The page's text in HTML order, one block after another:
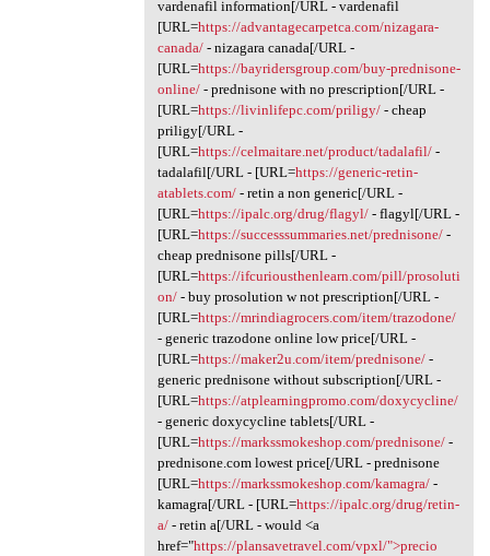
vardenafil information[/URL - vardenafil
[URL=https://advantagecarpetca.com/nizagara-
canada/- nizagara canada[/URL -
[URL=https://bayridersgroup.com/buy-prednisone-
online/- prednisone with no prescription[/URL -
[URL=https://livinlifepc.com/priligy/- cheap
priligy[/URL -
[URL=https://celmaitare.net/product/tadalafil/-
tadalafil[/URL - [URL=https://generic-retin-
atablets.com/- retin a non generic[/URL -
[URL=https://ipalc.org/drug/flagyl/- flagyl[/URL -
[URL=https://successsummaries.net/prednisone/-
cheap prednisone pills[/URL -
[URL=https://ifcuriousthenlearn.com/pill/prosoluti
on/- buy prosolution w not prescription[/URL -
[URL=https://mrindiagrocers.com/item/trazodone/
- generic trazodone online low price[/URL -
[URL=https://maker2u.com/item/prednisone/-
generic prednisone without subscription[/URL -
[URL=https://atplearningpromo.com/doxycycline/
- generic doxycycline tablets[/URL -
[URL=https://markssmokeshop.com/prednisone/-
prednisone.com lowest price[/URL - prednisone
[URL=https://markssmokeshop.com/kamagra/-
kamagra[/URL - [URL=https://ipalc.org/drug/retin-
a/- retin a[/URL - would <a
href="https://plansavetravel.com/vpxl/">precio